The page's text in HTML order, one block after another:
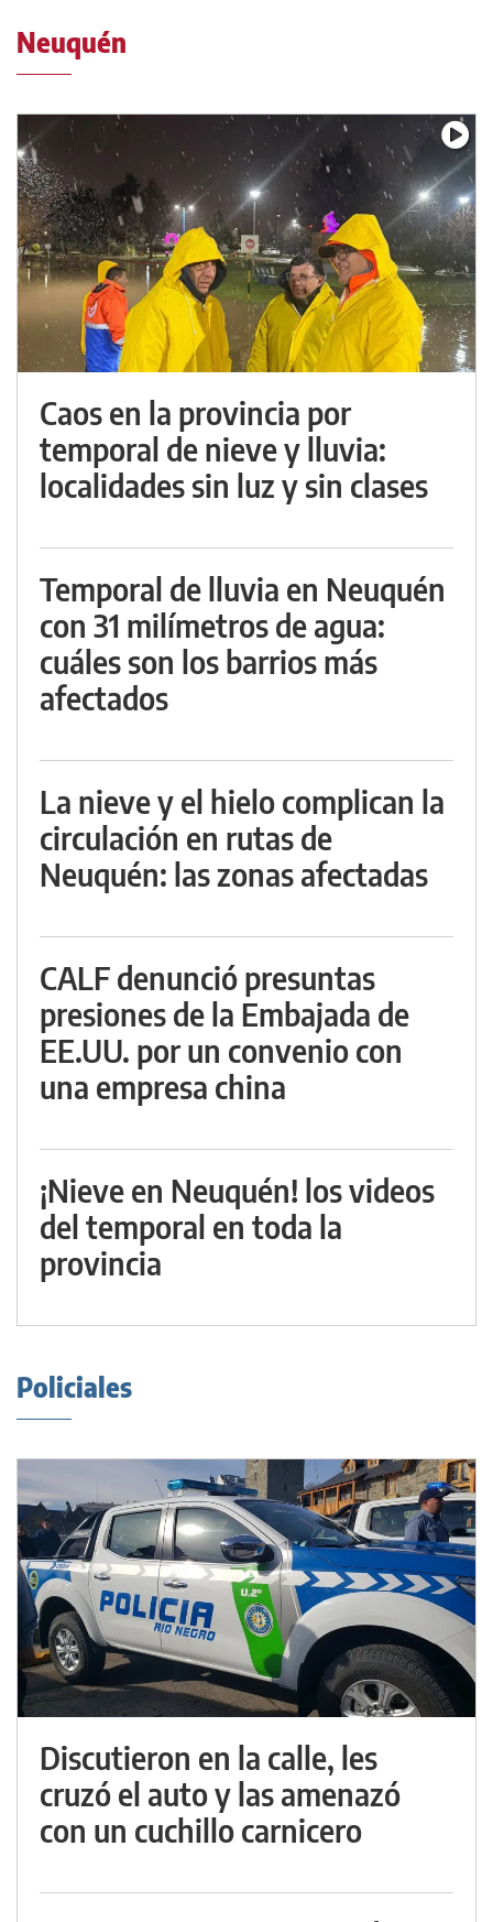
Neuquén
Caos en la provincia por
temporal de nieve y lluvia:
localidades sin luz y sin clases
Temporal de lluvia en Neuquén
con 31 milímetros de agua:
cuáles son los barrios más
afectados
La nieve y el hielo complican la
circulación en rutas de
Neuquén: las zonas afectadas
CALF denunció presuntas
presiones de la Embajada de
EE.UU. por un convenio con
una empresa china
¡Nieve en Neuquén! los videos
del temporal en toda la
provincia
Policiales
Discutieron en la calle, les
cruzó el auto y las amenazó
con un cuchillo carnicero